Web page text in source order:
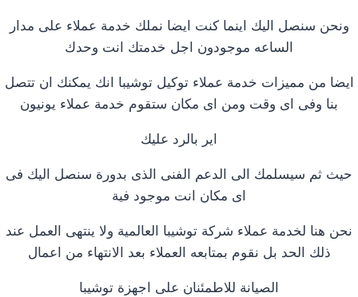
ونحن سنصل اليك اينما كنت ايضا نملك خدمة عملاء على مدار
الساعه موجودون اجل خدمتك انت وحدك
ايضا من مميزات خدمة عملاء توكيل توشيبا انك يمكنك ان تتصل
بنا وفى اى وقت ومن اى مكان ستقوم خدمة عملاء يونيون
اير بالرد عليك
حيث ثم سيسلمك الى الدعم الفنى الذى بدورة سنصل اليك فى
اى مكان انت موجود فية
نحن هنا لخدمة عملاء شركة توشيبا العالمية ولا ينتهى العمل عند
ذلك الحد بل نقوم بمتابعه العملاء بعد الانتهاء من اعمال
الصيانة للاطمئنان على اجهزة توشيبا